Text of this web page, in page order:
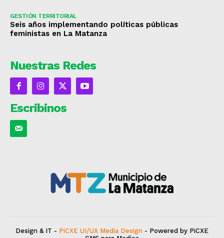
GESTIÓN TERRITORIAL
Seis años implementando políticas públicas
feministas en La Matanza
Nuestras Redes
Escribinos
Design & IT - PiCXE UI/UX Media Design - Powered by PiCXE